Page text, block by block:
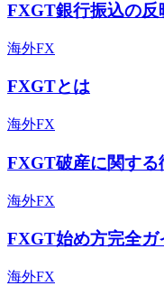
FXGT銀行振込の反
海外FX
FXGTとは
海外FX
FXGT破産に関する
海外FX
FXGT始め方完全ガ
海外FX